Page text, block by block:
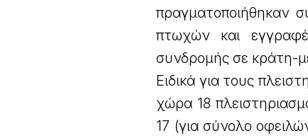
πραγματοποιήθηκαν
πτωχών και
συνδρομής σε κράτη-
Ειδικά για τους
χώρα 18
17 (για σύνολο